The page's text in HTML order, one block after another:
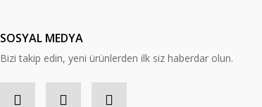
SOSYAL MEDYA
Bizi takip edin, yeni ürünlerden ilk siz haberdar olun.